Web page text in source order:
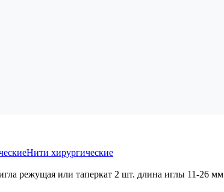
Нити хирургические
режущая или таперкат 2 шт. длина иглы 11-26 мм